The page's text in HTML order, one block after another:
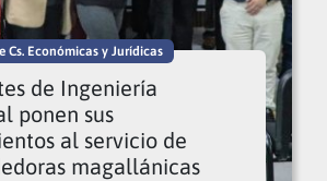
Cs. Económicas y Jurídicas
de Ingeniería
ponen sus
al servicio de
magallánicas